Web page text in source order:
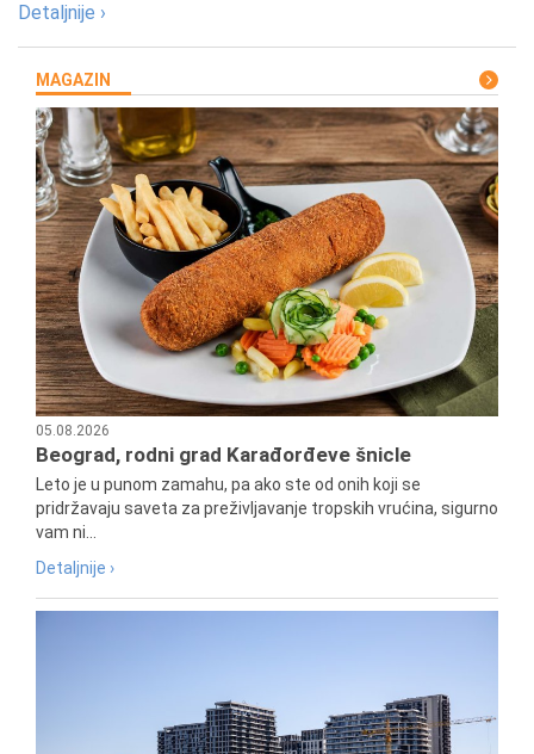
Detaljnije ›
MAGAZIN
05.08.2026
Beograd, rodni grad Karađorđeve šnicle
Leto je u punom zamahu, pa ako ste od onih koji se
pridržavaju saveta za preživljavanje tropskih vrućina, sigurno
vam ni...
Detaljnije ›